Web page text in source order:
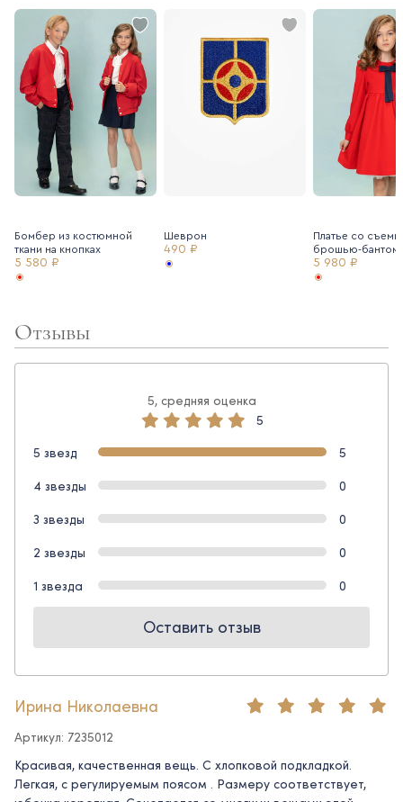
Бомбер из костюмной
ткани на кнопках
5 580 ₽
Шеврон
490 ₽
Платье со
брошью-бантом
5 980 ₽
Отзывы
5, средняя оценка
5
5 звезд
5
4 звезды
0
3 звезды
0
2 звезды
0
1 звезда
0
Оставить отзыв
Ирина Николаевна
Артикул: 7235012
Красивая, качественная вещь. С хлопковой подкладкой.
Легкая, с регулируемым поясом . Размеру соответствует,